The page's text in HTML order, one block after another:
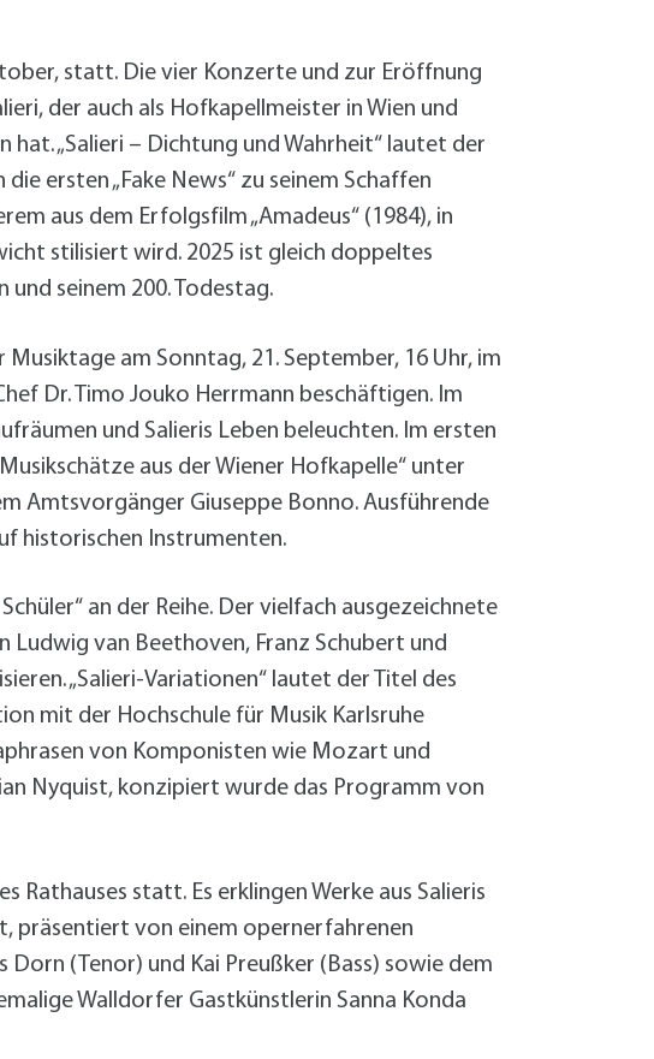
statt. Die vier Konzerte und zur Eröffnung
der auch als Hofkapellmeister in Wien und
„Salieri – Dichtung und Wahrheit“ lautet der
ersten „Fake News“ zu seinem Schaffen
aus dem Erfolgsfilm „Amadeus“ (1984), in
stilisiert wird. 2025 ist gleich doppeltes
seinem 200. Todestag.
am Sonntag, 21. September, 16 Uhr, im
Dr. Timo Jouko Herrmann beschäftigen. Im
und Salieris Leben beleuchten. Im ersten
aus der Wiener Hofkapelle“ unter
Amtsvorgänger Giuseppe Bonno. Ausführende
historischen Instrumenten.
an der Reihe. Der vielfach ausgezeichnete
van Beethoven, Franz Schubert und
„Salieri-Variationen“ lautet der Titel des
mit der Hochschule für Musik Karlsruhe
von Komponisten wie Mozart und
Nyquist, konzipiert wurde das Programm von
Rathauses statt. Es erklingen Werke aus Salieris
präsentiert von einem opernerfahrenen
(Tenor) und Kai Preußker (Bass) sowie dem
Walldorfer Gastkünstlerin Sanna Konda